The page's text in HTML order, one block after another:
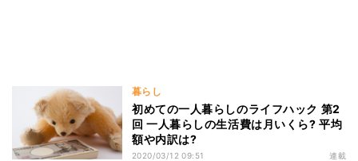
暮らし
初めての一人暮らしのライフハック 第2
回 一人暮らしの生活費は月いくら? 平均
額や内訳は?
2020/03/12 09:51 連載